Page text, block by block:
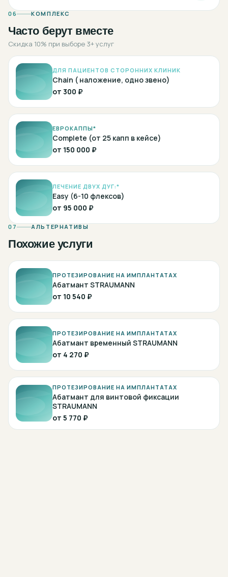
06 КОМПЛЕКС
Часто берут вместе
Скидка 10% при выборе 3+ услуг
ДЛЯ ПАЦИЕНТОВ СТОРОННИХ КЛИНИК
Chain ( наложение, одно звено)
от 300 ₽
ЕВРОКАППЫ*
Complete (от 25 капп в кейсе)
от 150 000 ₽
ЛЕЧЕНИЕ ДВУХ ДУГ:*
Easy (6-10 флексов)
от 95 000 ₽
07 АЛЬТЕРНАТИВЫ
Похожие услуги
ПРОТЕЗИРОВАНИЕ НА ИМПЛАНТАТАХ
Абатмант STRAUMANN
от 10 540 ₽
ПРОТЕЗИРОВАНИЕ НА ИМПЛАНТАТАХ
Абатмант временный STRAUMANN
от 4 270 ₽
ПРОТЕЗИРОВАНИЕ НА ИМПЛАНТАТАХ
Абатмант для винтовой фиксации
STRAUMANN
от 5 770 ₽